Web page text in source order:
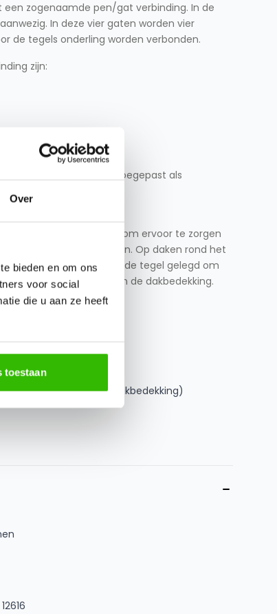
Over
bieden en om ons
voor social
die u aan ze heeft
toestaan
zogenaamde pen/gat verbinding. In de
In deze vier gaten worden vier
de tegels onderling worden verbonden.
zijn:
worden de tegels veel toegepast als
te beschermen en om ervoor te zorgen
reparaties uit te voeren. Op daken rond het
uit- en aanbouw) wordt de tegel gelegd om
voorkomt schade aan de dakbedekking.
(uitgezonderd pvc dakbedekking)